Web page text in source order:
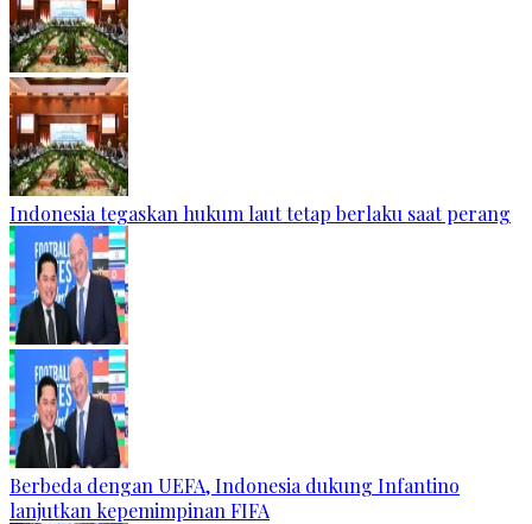
Indonesia tegaskan hukum laut tetap berlaku saat perang
Berbeda dengan UEFA, Indonesia dukung Infantino
lanjutkan kepemimpinan FIFA